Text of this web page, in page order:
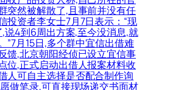
突然被解散了,且事前并没有任
投资者李女士7月7日表示：“现
说4到6周出方案,至今没消息,就
”7月15日,多个群中宜信出借难
馈,北京朝阳经侦已设立宜信事
位,正式启动出借人报案材料收
人可自主选择是否配合制作询
做笔录,可直接现场递交书面材